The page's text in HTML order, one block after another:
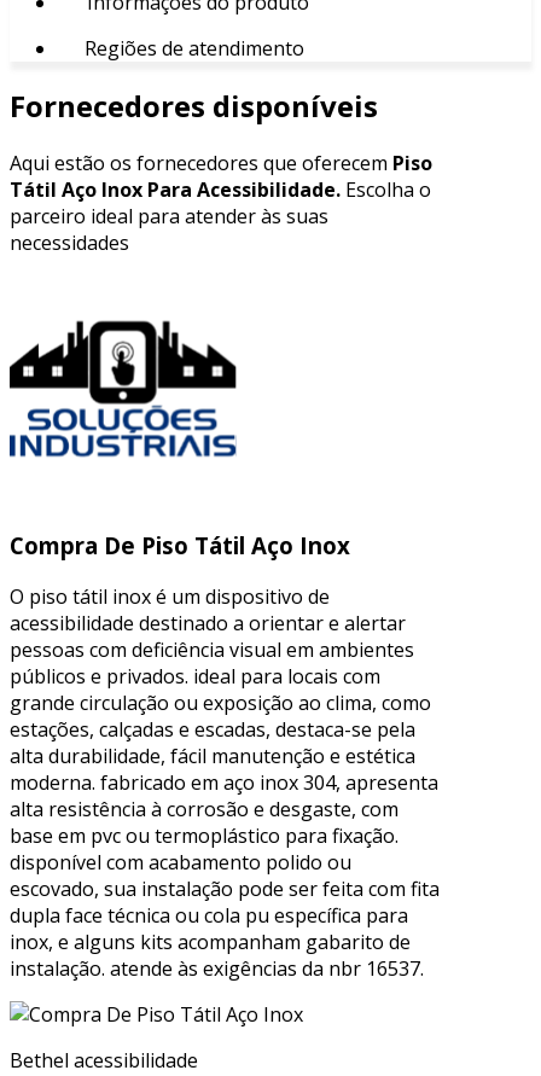
Regiões de atendimento
Fornecedores disponíveis
Aqui estão os fornecedores que oferecem Piso
Tátil Aço Inox Para Acessibilidade. Escolha o
parceiro ideal para atender às suas
necessidades
Compra De Piso Tátil Aço Inox
O piso tátil inox é um dispositivo de
acessibilidade destinado a orientar e alertar
pessoas com deficiência visual em ambientes
públicos e privados. ideal para locais com
grande circulação ou exposição ao clima, como
estações, calçadas e escadas, destaca-se pela
alta durabilidade, fácil manutenção e estética
moderna. fabricado em aço inox 304, apresenta
alta resistência à corrosão e desgaste, com
base em pvc ou termoplástico para fixação.
disponível com acabamento polido ou
escovado, sua instalação pode ser feita com fita
dupla face técnica ou cola pu específica para
inox, e alguns kits acompanham gabarito de
instalação. atende às exigências da nbr 16537.
Bethel acessibilidade